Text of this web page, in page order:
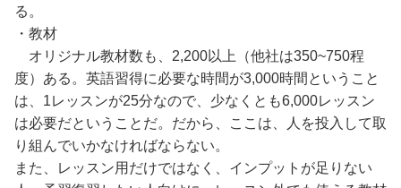
る。
・教材
オリジナル教材数も、2,200以上（他社は350~750程
度）ある。英語習得に必要な時間が3,000時間ということ
は、1レッスンが25分なので、少なくとも6,000レッスン
は必要だということだ。だから、ここは、人を投入して取
り組んでいかなければならない。
また、レッスン用だけではなく、インプットが足りない